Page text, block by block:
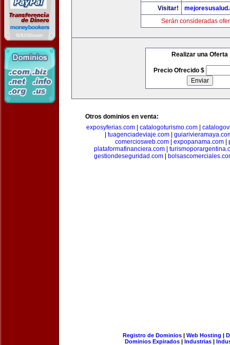
Visitar!
Serán consideradas
Realizar una Oferta
Precio Ofrecido $
Otros dominios en venta:
exposyferias.com
catalogoturismo.com
tuagenciadeviaje.com|
comerciosweb.com
expopanama.com
plataformafinanciera.com
gestiondeseguridad.com
Registro de Dominios| Web Hosting |
Dominios Expirados | Industrias |